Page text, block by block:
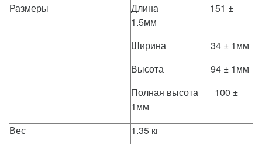
Размеры
Длина 151 ±
1.5мм
Ширина 34 ± 1мм
Высота 94 ± 1мм
Полная высота 100 ±
1мм
Вес
1.35 кг